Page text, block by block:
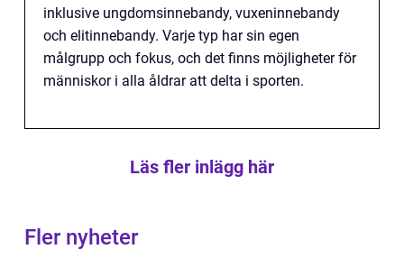
inklusive ungdomsinnebandy, vuxeninnebandy
och elitinnebandy. Varje typ har sin egen
målgrupp och fokus, och det finns möjligheter för
människor i alla åldrar att delta i sporten.
Läs fler inlägg här
Fler nyheter